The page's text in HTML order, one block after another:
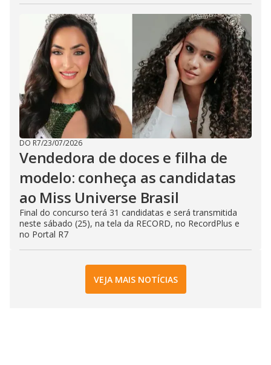
DO R7/23/07/2026
Vendedora de doces e filha de
modelo: conheça as candidatas
ao Miss Universe Brasil
Final do concurso terá 31 candidatas e será transmitida
neste sábado (25), na tela da RECORD, no RecordPlus e
no Portal R7
VEJA MAIS NOTÍCIAS